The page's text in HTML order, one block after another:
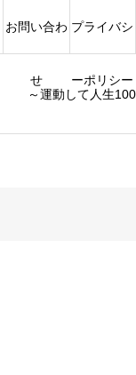
～運動して人生
お問い合わ
せ
プライバシ
ーポリシー